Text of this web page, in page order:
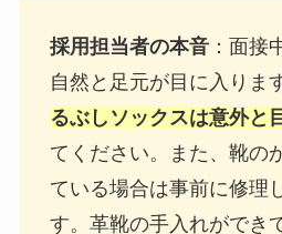
採用担当者の本音：面接
自然と足元が目に入りま
るぶしソックスは意外と
てください。また、靴の
ている場合は事前に修理
す。革靴の手入れができ